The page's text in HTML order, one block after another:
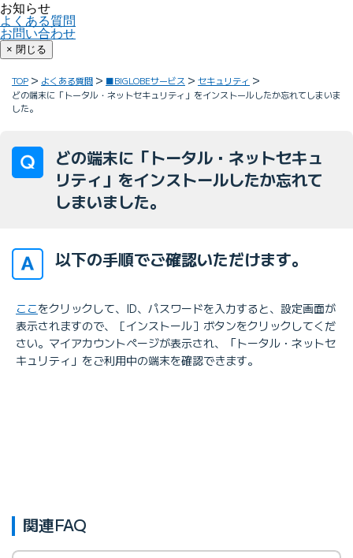
お知らせ
よくある質問
お問い合わせ
× 閉じる
TOP よくある質問 ■BIGLOBEサービス
セキュリティ
どの端末に「トータル・ネットセキュリティ」をインストールしたか忘れてしまいま
した。
どの端末に「トータル・ネットセキュ
リティ」をインストールしたか忘れて
しまいました。
以下の手順でご確認いただけます。
ここをクリックして、ID、パスワードを入力すると、設定画面が
表示されますので、［インストール］ボタンをクリックしてくだ
さい。マイアカウントページが表示され、「トータル・ネットセ
キュリティ」をご利用中の端末を確認できます。
関連FAQ